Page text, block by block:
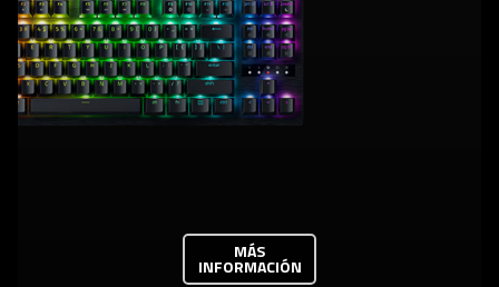
MÁS
INFORMACIÓN